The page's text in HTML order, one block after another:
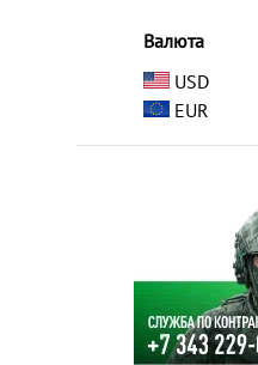
Валюта
USD
EUR